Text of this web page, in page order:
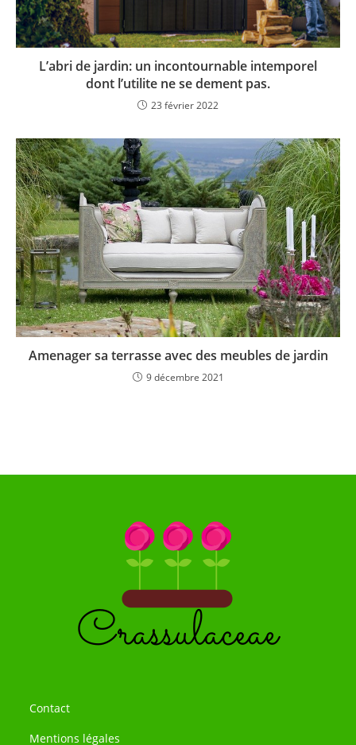
L’abri de jardin: un incontournable intemporel
dont l’utilite ne se dement pas.
23 février 2022
Amenager sa terrasse avec des meubles de jardin
9 décembre 2021
Contact
Mentions légales